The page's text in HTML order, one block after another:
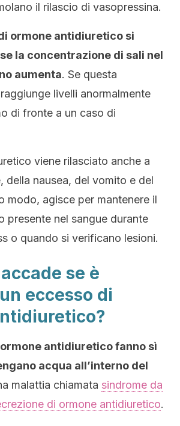
il rilascio di vasopressina.
ormone antidiuretico si
la concentrazione di sali nel
aumenta. Se questa
livelli anormalmente
di fronte a un caso di
viene rilasciato anche a
della nausea, del vomito e del
modo, agisce per mantenere il
presente nel sangue durante
o quando si verificano lesioni.
se è
eccesso di
antidiuretico fanno sì
acqua all’interno del
malattia chiamata sindrome da
di ormone antidiuretico.